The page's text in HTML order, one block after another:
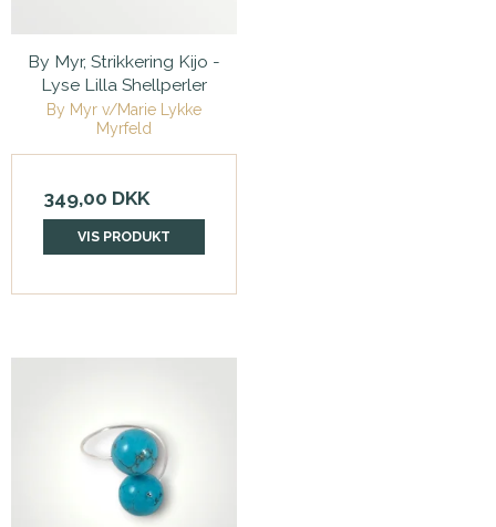
By Myr, Strikkering Kijo -
Lyse Lilla Shellperler
By Myr v/Marie Lykke
Myrfeld
349,00 DKK
VIS PRODUKT